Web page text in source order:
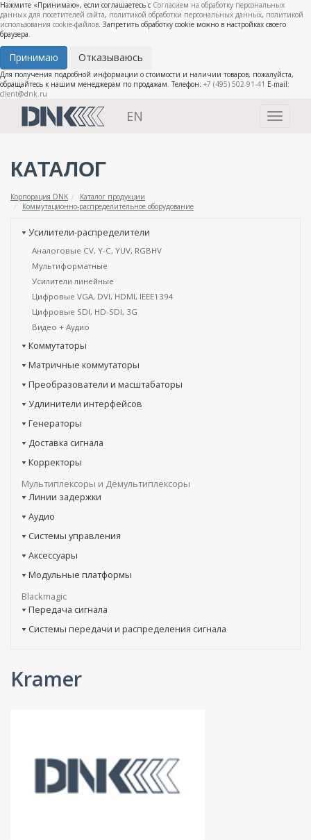
Нажмите «Принимаю», если соглашаетесь с Согласием на обработку персональных
данных для посетителей сайта, политикой обработки персональных данных, политикой
использования cookie-файлов. Запретить обработку cookie можно в настройках своего
браузера.
Принимаю Отказываюсь
Для получения подробной информации о стоимости и наличии товаров, пожалуйста,
обращайтесь к нашим менеджерам по продажам. Телефон: +7 (495) 502-91-41 E-mail:
client@dnk.ru
Toggle
EN
КАТАЛОГ
Корпорация DNK
Каталог продукции
Коммутационно-распределительное оборудование
Усилители-распределители
Аналоговые CV, Y-C, YUV, RGBHV
Мультиформатные
Усилители линейные
Цифровые VGA, DVI, HDMI, IEEE1394
Цифровые SDI, HD-SDI, 3G
Видео + Аудио
Коммутаторы
Матричные коммутаторы
Преобразователи и масштабаторы
Удлинители интерфейсов
Генераторы
Доставка сигнала
Корректоры
Мультиплексоры и Демультиплексоры
Линии задержки
Аудио
Системы управления
Аксессуары
Модульные платформы
Blackmagic
Передача сигнала
Системы передачи и распределения сигнала
Kramer